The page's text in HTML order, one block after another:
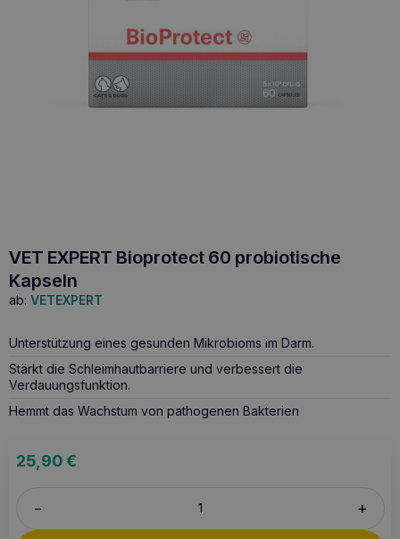
VET EXPERT Bioprotect 60 probiotische
Kapseln
ab: VETEXPERT
Unterstützung eines gesunden Mikrobioms im Darm.
Stärkt die Schleimhautbarriere und verbessert die
Verdauungsfunktion.
Hemmt das Wachstum von pathogenen Bakterien
25,90€
– +